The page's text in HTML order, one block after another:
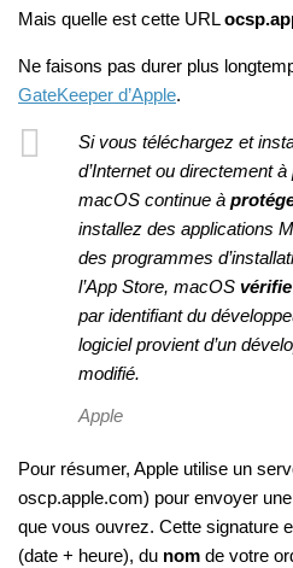
Mais quelle est cette URL
Ne faisons pas durer plus
GateKeeper d’Apple.
Si vous téléchargez et
d’Internet ou directement à
macOS continue à
installez des applications
des programmes
l’App Store, macOS vérifie
par identifiant du
logiciel provient d’un
modifié.
Apple
Pour résumer, Apple utilise un
oscp.apple.com) pour envoyer
que vous ouvrez. Cette signature
(date + heure), du nom de votre